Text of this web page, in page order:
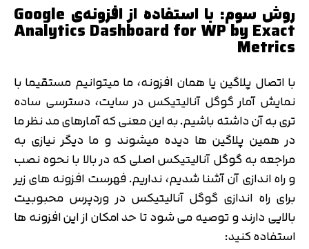
روش سوم: با استفاده از افزونه‌ی Google
Analytics Dashboard for WP by Exact
Metrics
با اتصال پلاگین یا همان افزونه، ما میتوانیم مستقیما با
نمایش آمار گوگل آنالیتیکس در سایت، دسترسی ساده
تری به آن داشته باشیم. به این معنی که آمارهای مد نظر ما
در همین پلاگین ها دیده میشوند و ما دیگر نیازی به
مراجعه به گوگل آنالیتیکس اصلی که در بالا با نحوه نصب
و راه اندازی آن آشنا شدیم، نداریم. فهرست افزونه های زیر
برای راه اندازی گوگل آنالیتیکس در وردپرس محبوبیت
بالایی دارند و توصیه می شود تا حد امکان از این افزونه ها
استفاده کنید: